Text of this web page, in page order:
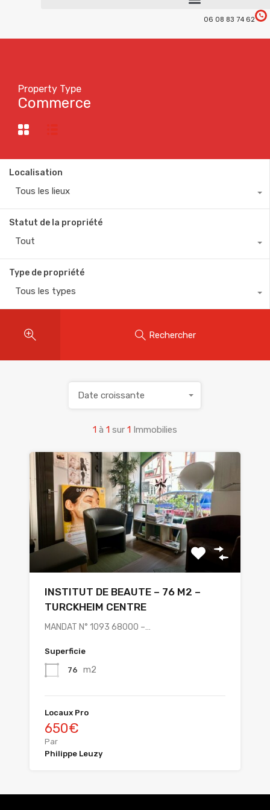
06 08 83 74 62
Property Type
Commerce
Localisation
Tous les lieux
Statut de la propriété
Tout
Type de propriété
Tous les types
Rechercher
1 à 1 sur 1 Immobilies
Date croissante
INSTITUT DE BEAUTE – 76 M2 –
TURCKHEIM CENTRE
MANDAT N° 1093 68000 –…
Superficie
76 m2
Locaux Pro
650€
Par
Philippe Leuzy